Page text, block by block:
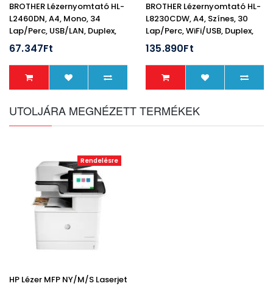
BROTHER Lézernyomtató HL-
L2460DN, A4, Mono, 34
Lap/perc, USB/LAN, Duplex,
1200x1200dpi, 128MB
67.347Ft
BROTHER Lézernyomtató HL-
L8230CDW, A4, Színes, 30
Lap/perc, WiFi/USB, Duplex,
600x600dpi, 512MB
135.890Ft
UTOLJÁRA MEGNÉZETT TERMÉKEK
Rendelésre
HP Lézer MFP NY/M/S Laserjet